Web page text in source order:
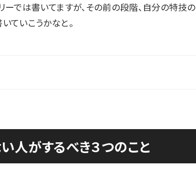
では書いてますが、その前の段階、自分の特技の
ていこうかなと。
人がするべき３つのこと